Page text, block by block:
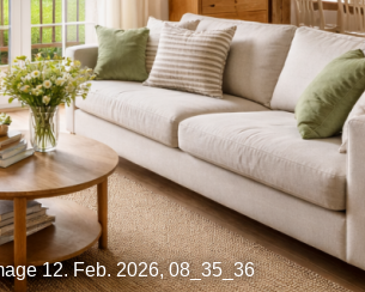
12. Feb. 2026, 08_35_36